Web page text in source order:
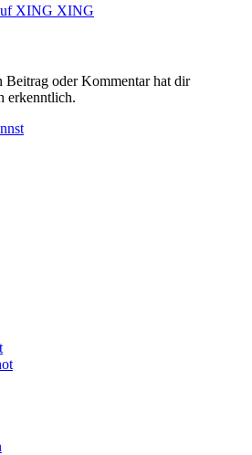
XING
oder Kommentar hat dir
erkenntlich.